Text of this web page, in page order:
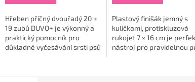
Hřeben příčný dvouřadý 20 +
19 zubů DUVO+ je výkonný a
praktický pomocník pro
důkladné vyčesávání srsti psů
Plastový finišák jemný s
kuličkami, protiskluzová
rukojeť 7 × 16 cm je
nástroj pro pravidelnou